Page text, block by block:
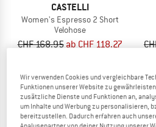
CASTELLI
Women's Espresso 2 Short
Velohose
CHF 168.95 ab CHF 118.27
Wir verwenden Cookies und vergleichbare
Funktionen unserer Website zu
zusätzliche Dienste und Funktionen an,
um Inhalte und Werbung zu personalisieren,
bereitzustellen. Dadurch erfahren auch